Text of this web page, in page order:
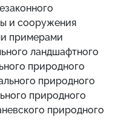
и сооружения
примерами
ландшафтного
природного
природного
природного
природного